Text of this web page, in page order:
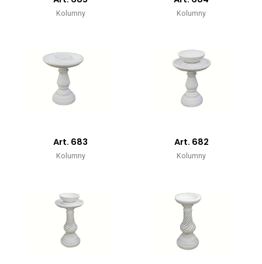
Kolumny Kolumny
Art. 683
Kolumny
Art. 682
Kolumny